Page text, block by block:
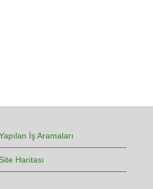
İş Aramaları
Site Haritası